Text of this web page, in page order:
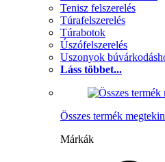
Tenisz felszerelés
Túrafelszerelés
Túrabotok
Úszófelszerelés
Uszonyok
Láss többet...
Összes termék
Márkák